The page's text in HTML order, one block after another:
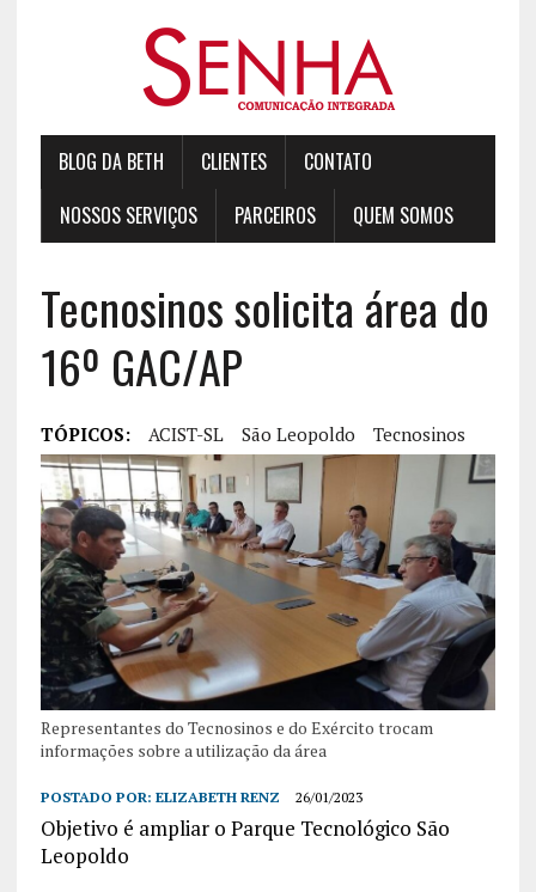
BLOG DA BETH CLIENTES
CONTATO
NOSSOS SERVIÇOS
PARCEIROS QUEM SOMOS
Tecnosinos solicita área do
16º GAC/AP
TÓPICOS: ACIST-SL São Leopoldo Tecnosinos
Representantes do Tecnosinos e do Exército trocam
informações sobre a utilização da área
POSTADO POR: ELIZABETH RENZ 26/01/2023
Objetivo é ampliar o Parque Tecnológico São
Leopoldo